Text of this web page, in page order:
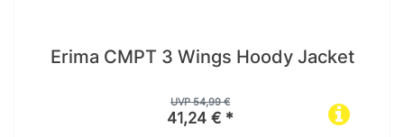
Erima CMPT 3 Wings Hoody Jacket
UVP 54,99 €
41,24 € *